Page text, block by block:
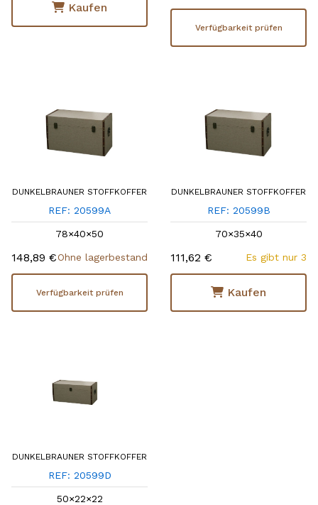
Kaufen
Verfügbarkeit prüfen
DUNKELBRAUNER STOFFKOFFER
REF: 20599A
78×40×50
148,89 €Ohne lagerbestand
Verfügbarkeit prüfen
DUNKELBRAUNER STOFFKOFFER
REF: 20599B
70×35×40
111,62 € Es gibt nur 3
Kaufen
DUNKELBRAUNER STOFFKOFFER
REF: 20599D
50×22×22